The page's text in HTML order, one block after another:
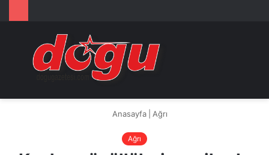
Arama
...
Anasayfa Ağrı
Ağrı